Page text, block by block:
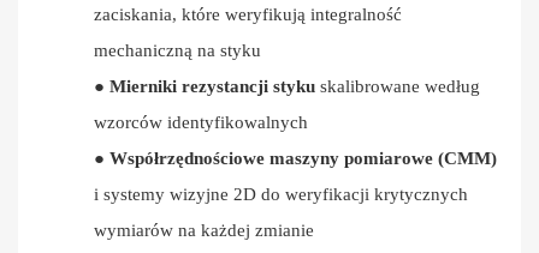
zaciskania, które weryfikują integralność
mechaniczną na styku
● Mierniki rezystancji styku skalibrowane według
wzorców identyfikowalnych
● Współrzędnościowe maszyny pomiarowe (CMM)
i systemy wizyjne 2D do weryfikacji krytycznych
wymiarów na każdej zmianie